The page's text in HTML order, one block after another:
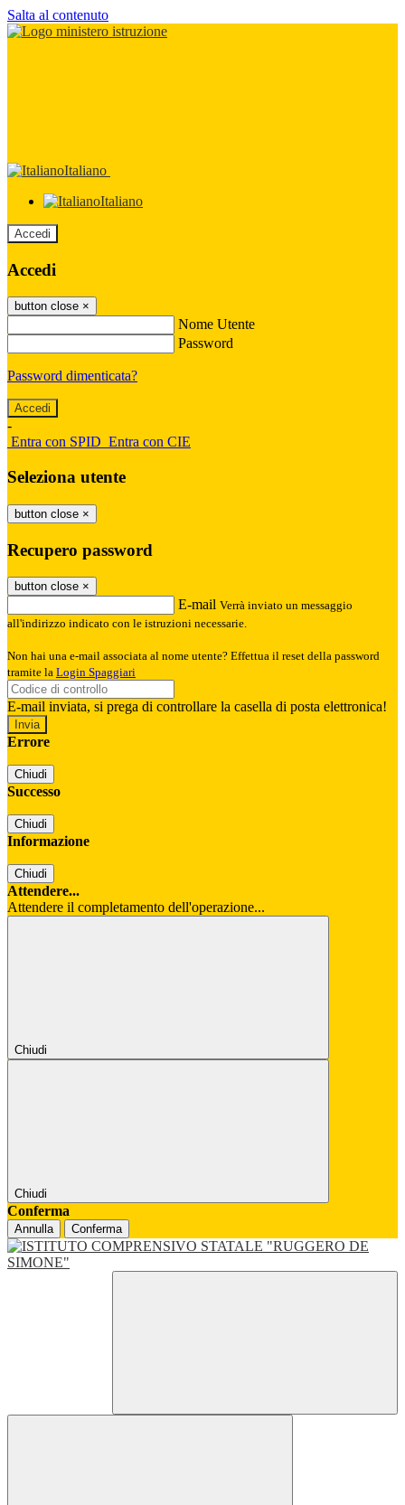
Salta al contenuto
Italiano
Italiano
Accedi
Accedi
button close ×
Nome Utente
Password
Password dimenticata?
-
Entra con SPID Entra con CIE
Seleziona utente
button close ×
Recupero password
button close ×
E-mail Verrà inviato un messaggio
all'indirizzo indicato con le istruzioni necessarie.
Non hai una e-mail associata al nome utente? Effettua il reset della password
tramite la Login Spaggiari
E-mail inviata, si prega di controllare la casella di posta elettronica!
Errore
Chiudi
Successo
Chiudi
Informazione
Chiudi
Attendere...
Attendere il completamento dell'operazione...
Chiudi
Chiudi
Conferma
Annulla Conferma